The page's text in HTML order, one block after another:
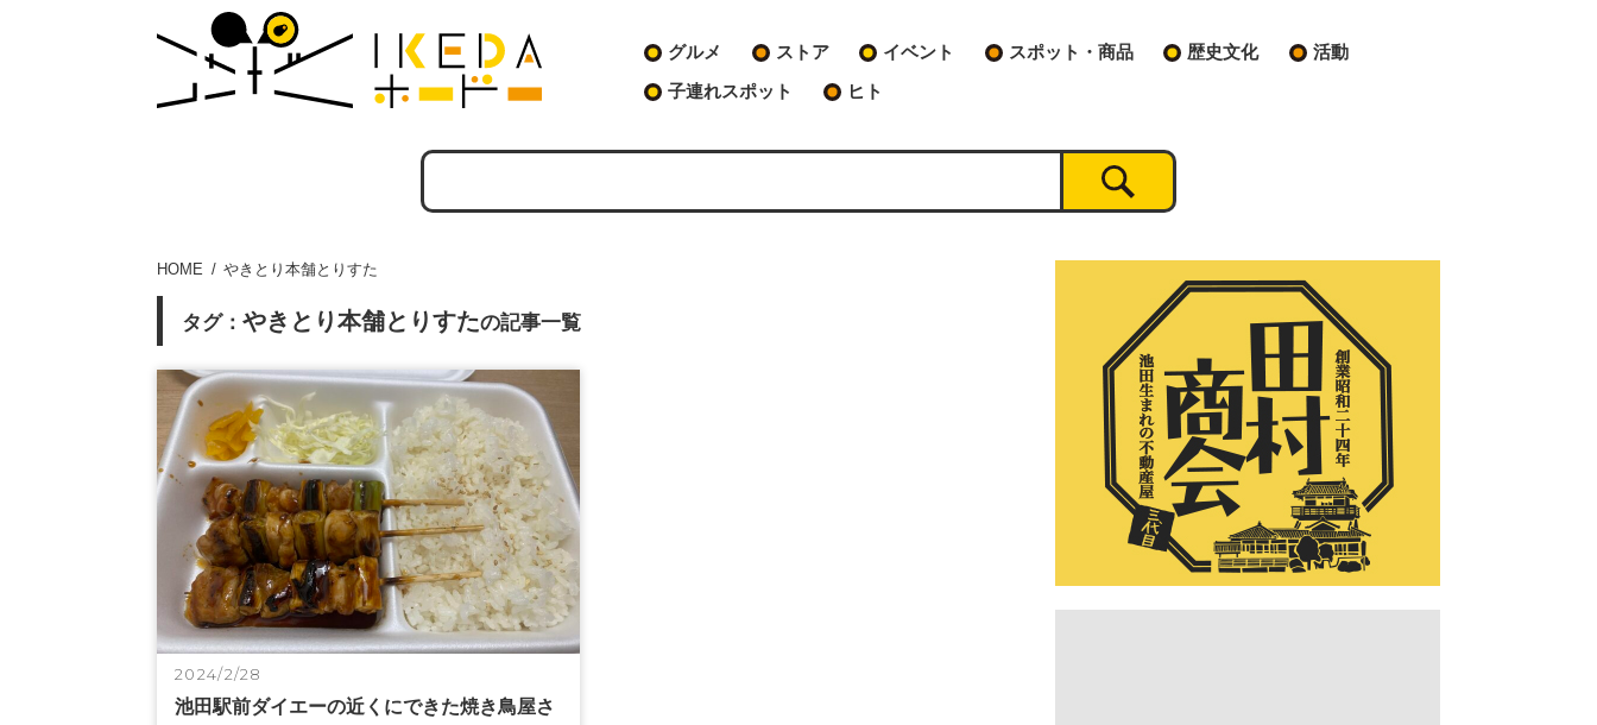
グルメ ストア イベント スポット・商品 歴史文化
活動
子連れスポット
ヒト
HOME やきとり本舗とりすた
タグ： やきとり本舗とりすたの記事一覧
2024/2/28
池田駅前ダイエーの近くにできた焼き鳥屋さ